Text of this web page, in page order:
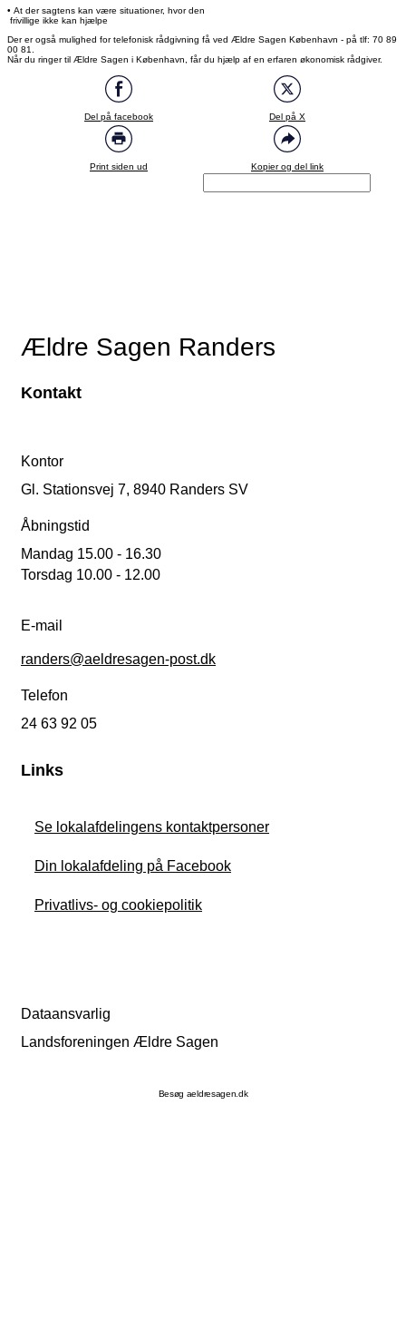
• At der sagtens kan være situationer, hvor den
frivillige ikke kan hjælpe
Der er også mulighed for telefonisk rådgivning få ved Ældre Sagen København - på tlf: 70 89
00 81.
Når du ringer til Ældre Sagen i København, får du hjælp af en erfaren økonomisk rådgiver.
Del på facebook Del på X
Print siden ud Kopier og del link
Ældre Sagen Randers
Kontakt
Kontor
Gl. Stationsvej 7, 8940 Randers SV
Åbningstid
Mandag 15.00 - 16.30
Torsdag 10.00 - 12.00
E-mail
randers@aeldresagen-post.dk
Telefon
24 63 92 05
Links
Se lokalafdelingens kontaktpersoner
Din lokalafdeling på Facebook
Privatlivs- og cookiepolitik
Dataansvarlig
Landsforeningen Ældre Sagen
Besøg aeldresagen.dk